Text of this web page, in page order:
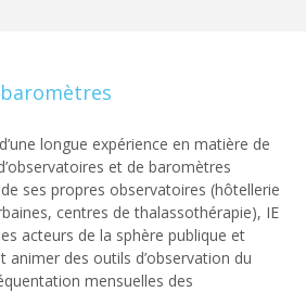
longue expérience en matière de
et de baromètres
ses propres observatoires (hôtellerie
centres de thalassothérapie), IE
acteurs de la sphère publique et
animer des outils d’observation du
mensuelles des